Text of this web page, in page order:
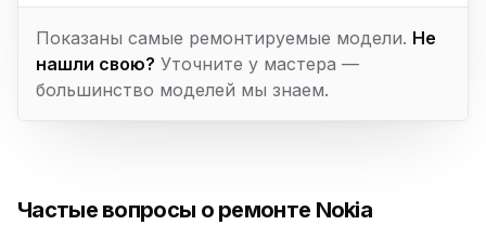
Показаны самые ремонтируемые модели. Не
нашли свою? Уточните у мастера —
большинство моделей мы знаем.
Частые вопросы о ремонте Nokia